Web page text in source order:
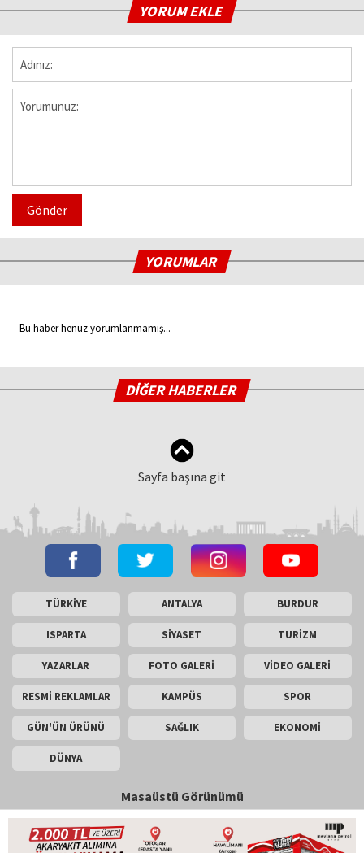
YORUM EKLE
Gönder
YORUMLAR
Bu haber henüz yorumlanmamış...
DİĞER HABERLER
Sayfa başına git
TÜRKİYE ANTALYA BURDUR
ISPARTA SİYASET TURİZM
YAZARLAR FOTO GALERİ VİDEO GALERİ
RESMİ REKLAMLAR KAMPÜS SPOR
GÜN'ÜN ÜRÜNÜ SAĞLIK EKONOMİ
DÜNYA
Masaüstü Görünümü
İletişim